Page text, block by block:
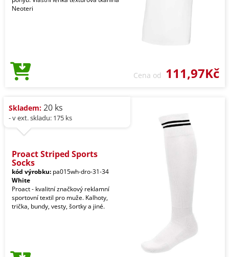
Neoteri
Cena od 111,97Kč
Skladem: 20 ks
- v ext. skladu: 175 ks
Proact Striped Sports
Socks
kód výrobku: pa015wh-dro-31-34
White
Proact - kvalitní značkový reklamní
sportovní textil pro muže. Kalhoty,
trička, bundy, vesty, šortky a jiné.